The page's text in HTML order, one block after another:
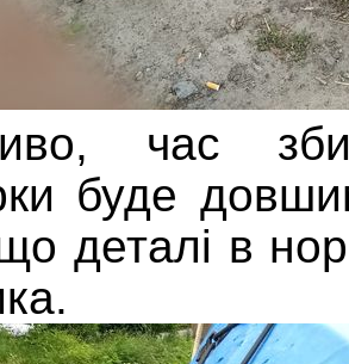
час
буде
деталі в